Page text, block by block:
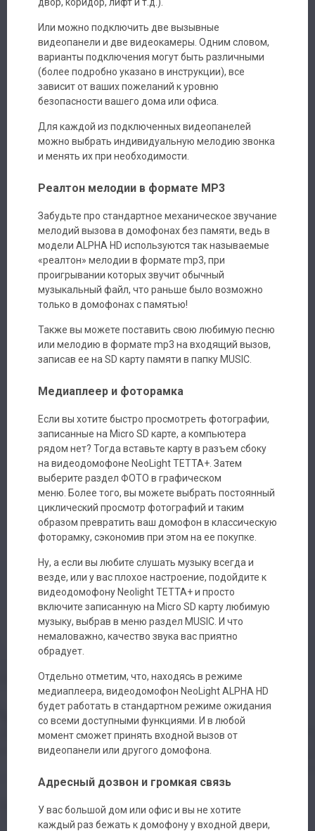
Авторизация
Каталог
Сервис
Доставка
Контакты
Или можно подключить две вызывные
видеопанели и две видеокамеры. Одним словом,
варианты подключения могут быть различными
(более подробно указано в инструкции), все
зависит от ваших пожеланий к уровню
безопасности вашего дома или офиса.
Для каждой из подключенных видеопанелей
можно выбрать индивидуальную мелодию звонка
и менять их при необходимости.
Реалтон мелодии в формате MP3
Забудьте про стандартное механическое звучание
мелодий вызова в домофонах без памяти, ведь в
модели ALPHA HD используются так называемые
«реалтон» мелодии в формате mp3, при
проигрывании которых звучит обычный
музыкальный файл, что раньше было возможно
только в домофонах с памятью!
Также вы можете поставить свою любимую песню
или мелодию в формате mp3 на входящий вызов,
записав ее на SD карту памяти в папку MUSIC.
Медиаплеер и фоторамка
Если вы хотите быстро просмотреть фотографии,
записанные на Micro SD карте, а компьютера
рядом нет? Тогда вставьте карту в разъем сбоку
на видеодомофоне NeoLight ТЕТТА+. Затем
выберите раздел ФОТО в графическом
меню. Более того, вы можете выбрать постоянный
циклический просмотр фотографий и таким
образом превратить ваш домофон в классическую
фоторамку, сэкономив при этом на ее покупке.
Ну, а если вы любите слушать музыку всегда и
везде, или у вас плохое настроение, подойдите к
видеодомофону Neolight ТЕТТА+ и просто
включите записанную на Micro SD карту любимую
музыку, выбрав в меню раздел MUSIC. И что
немаловажно, качество звука вас приятно
обрадует.
Отдельно отметим, что, находясь в режиме
медиаплеера, видеодомофон NeoLight ALPHA HD
будет работать в стандартном режиме ожидания
со всеми доступными функциями. И в любой
момент сможет принять входной вызов от
видеопанели или другого домофона.
Адресный дозвон и громкая связь
У вас большой дом или офис и вы не хотите
каждый раз бежать к домофону у входной двери,